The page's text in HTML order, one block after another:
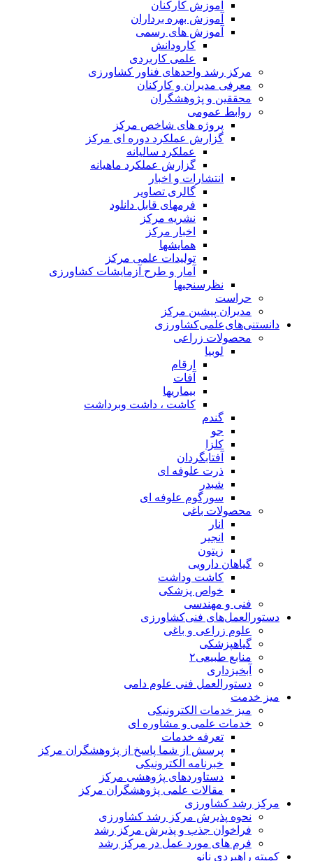
آموزش کارکنان
آموزش بهره برداران
آموزش های رسمی
کارودانش
علمی کاربردی
مرکز رشد واحدهای فناور کشاورزی
معرفی مدیران و کارکنان
محققین و پژوهشگران
روابط عمومی
پروژه های شاخص مرکز
گزارش عملکرد دوره ای مرکز
عملکرد سالیانه
گزارش عملکرد ماهیانه
انتشارات و اخبار
گالری تصاویر
فرمهای قابل دانلود
نشریه مرکز
اخبار مرکز
همایشها
تولیدات علمی مرکز
آمار و طرح آزمایشات کشاورزی
نظرسنجیها
حراست
مدیران پیشین مرکز
دانستنی‌های‌علمی‌کشاورزی
محصولات زراعی
لوبیا
ارقام
آفات
بیماریها
کاشت ، داشت وبرداشت
گندم
جو
کلزا
آفتابگردان
ذرت علوفه ای
شبدر
سورگوم علوفه ای
محصولات باغی
انار
انجیر
زیتون
گیاهان دارویی
کاشت وداشت
خواص پزشکی
فنی و مهندسی
دستورالعمل‌های فنی‌کشاورزی
علوم زراعی و باغی
گیاهپزشکی
منابع طبیعی۲
آبخیزداری
دستورالعمل فنی علوم دامی
میز خدمت
میز خدمات الکترونیکی
خدمات علمی و مشاوره ای
تعرفه خدمات
پرسش از شما پاسخ از پژوهشگران مرکز
خبرنامه الکترونیکی
دستاوردهای پژوهشی مرکز
مقالات علمی پژوهشگران مرکز
مرکز رشد کشاورزی
نحوه پذیرش مرکز رشد کشاورزی
فراخوان جذب و پذیرش مرکز رشد
فرم های مورد عمل در مرکز رشد
کمیته راهبردی نانو